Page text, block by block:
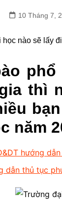
10 Tháng 7,
thì
năm
hướng
dẫn thủ tục